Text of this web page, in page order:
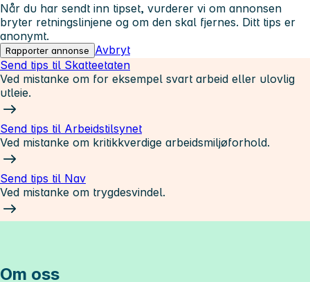
Når du har sendt inn tipset, vurderer vi om annonsen
bryter retningslinjene og om den skal fjernes. Ditt tips er
anonymt.
Rapporter annonse
Avbryt
Send tips til Skatteetaten
Ved mistanke om for eksempel svart arbeid eller ulovlig
utleie.
Send tips til Arbeidstilsynet
Ved mistanke om kritikkverdige arbeidsmiljøforhold.
Send tips til Nav
Ved mistanke om trygdesvindel.
Om oss